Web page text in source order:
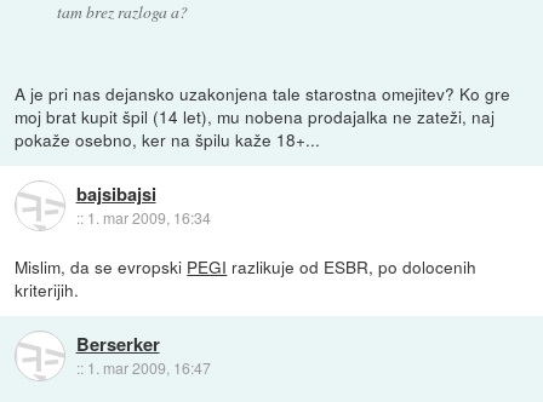
tam brez razloga a?
A je pri nas dejansko uzakonjena tale starostna omejitev? Ko gre
moj brat kupit špil (14 let), mu nobena prodajalka ne zateži, naj
pokaže osebno, ker na špilu kaže 18+...
bajsibajsi
:: 1. mar 2009, 16:34
Mislim, da se evropski PEGI razlikuje od ESBR, po dolocenih
kriterijih.
Berserker
:: 1. mar 2009, 16:47